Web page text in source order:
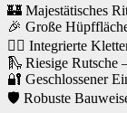
🏰 Majestätisches
🎉 Große
🧗‍♂️ Integrierte
🛝 Riesige Rutsche
🔐 Geschlossener
🛡️ Robuste